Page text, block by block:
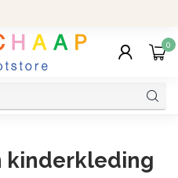
0
kinderkleding